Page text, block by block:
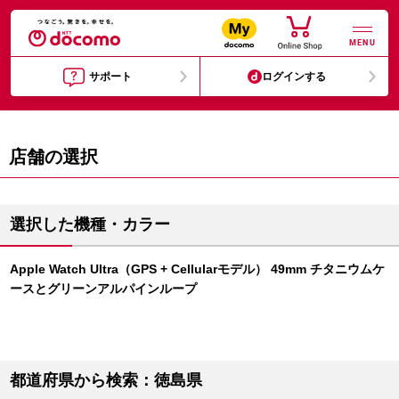
MENU
サポート ログインする
店舗の選択
選択した機種・カラー
Apple Watch Ultra（GPS + Cellularモデル） 49mm チタニウムケ
ースとグリーンアルパインループ
都道府県から検索：徳島県